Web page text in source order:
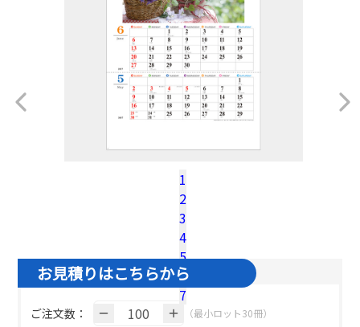
1
2
3
4
5
6
7
税込100冊参考単価：
名入れ基本色１色の場合の単価です。
お見積りはこちらから
ご注文数： （最小ロット30冊）